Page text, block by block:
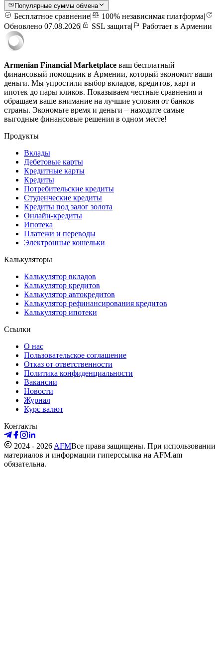
Популярные суммы обмена
Бесплатное сравнение| 100% независимая платформа|
Обновлено 07.08.2026| SSL защита| Работает в Армении
Armenian Financial Marketplace ваш бесплатный
финансовый помощник в Армении, который экономит ваши
деньги. Мы упростили выбор вкладов, кредитов, карт и
ипотек до пары кликов. Показываем честные сравнения и
обращаем ваше внимание на лучшие условия от банков
страны. Экономьте время и деньги – находите самые
выгодные финансовые решения в одном месте!
Продукты
Вклады
Дебетовые карты
Кредитные карты
Кредиты
Потребительские кредиты
Студенческие кредиты
Кредиты под залог золота
Онлайн-кредиты
Ипотека
Платежи и переводы
Электронные кошельки
Калькуляторы
Калькулятор вкладов
Калькулятор кредитов
Калькулятор автокредитов
Калькулятор рефинансирования кредитов
Калькулятор ипотеки
Ссылки
О нас
Пользовательское соглашение
Отказ от ответственности
Политика конфиденциальности
Вакансии
Новости
Журнал
Курс валют
Контакты
2024 - 2026 AFMВсе права защищены. При использовании
материалов и информации гиперссылка на AFM.am
обязательна.